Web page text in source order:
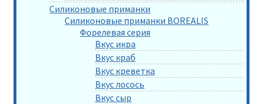
Силиконовые приманки
Силиконовые приманки BOREALIS
Форелевая серия
Вкус икра
Вкус краб
Вкус креветка
Вкус лосось
Вкус сыр